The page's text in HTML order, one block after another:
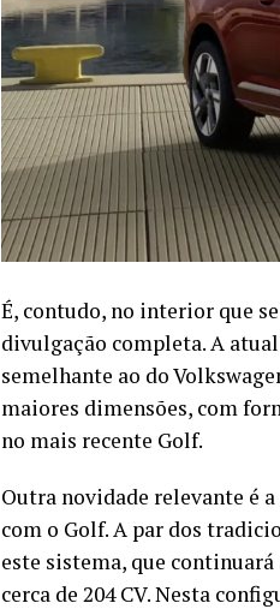
É, contudo, no interior que
divulgação completa. A
semelhante ao do
maiores dimensões, com
no mais recente Golf.
Outra novidade relevante é
com o Golf. A par dos
este sistema, que
cerca de 204 CV. Nesta